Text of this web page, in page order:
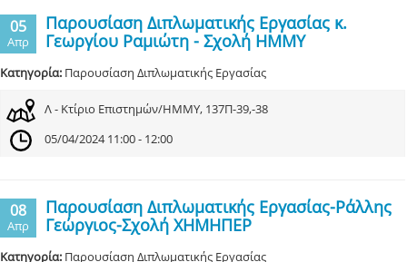
05
Απρ
Παρουσίαση Διπλωματικής Εργασίας κ.
Γεωργίου Ραμιώτη - Σχολή ΗΜΜΥ
Κατηγορία: Παρουσίαση Διπλωματικής Εργασίας
Λ - Κτίριο Επιστημών/ΗΜΜΥ, 137Π-39,-38
05/04/2024 11:00 - 12:00
08
Απρ
Παρουσίαση Διπλωματικής Εργασίας-Ράλλης
Γεώργιος-Σχολή ΧΗΜΗΠΕΡ
Κατηγορία: Παρουσίαση Διπλωματικής Εργασίας